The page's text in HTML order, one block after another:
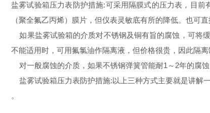
盐雾试验箱压力表防护措施:可采用隔膜式的压力表，目前
（聚全氟乙丙烯）膜片，但仪表灵敏底有所的降低。也可
如果盐雾试验箱的介质对不锈钢及铜有旨的腐蚀，可将
不能适用时，可用氟氯油作隔离液，但价格很贵，因此隔
对一般腐蚀的介质，如果不锈钢弹簧管能耐1～2年的腐
盐雾试验箱压力表防护措施:以上三种方式主要就是讲解
。